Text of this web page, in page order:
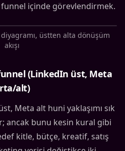
funnel içinde görevlendirmek.
üstten alta dönüşüm
akışı
(LinkedIn üst, Meta
alt)
Meta alt huni yaklaşımı sık
ancak bunu kesin kural gibi
kitle, bütçe, kreatif, satış